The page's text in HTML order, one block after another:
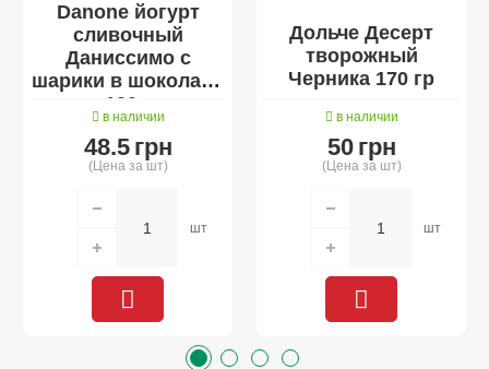
Danone йогурт
сливочный
Даниссимо c
шарики в шоколаде
100 г
в наличии
48.5 грн
(Цена за шт)
шт
Дольче Десерт
творожный
Черника 170 гр
в наличии
50 грн
(Цена за шт)
шт